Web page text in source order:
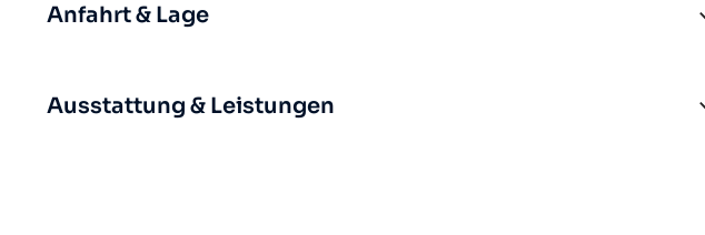
Anfahrt & Lage
Ausstattung & Leistungen